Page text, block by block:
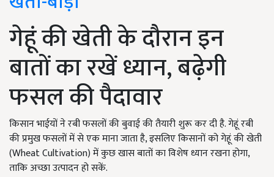
गेहूं की खेती के दौरान इन
बातों का रखें ध्यान, बढ़ेगी
फसल की पैदावार
किसान भाईयों ने रबी फसलों की बुवाई की तैयारी शुरू कर दी है. गेहूं रबी
की प्रमुख फसलों में से एक माना जाता है, इसलिए किसानों को गेहूं की खेती
(Wheat Cultivation) में कुछ खास बातों का विशेष ध्यान रखना होगा,
ताकि अच्छा उत्पादन हो सकें.